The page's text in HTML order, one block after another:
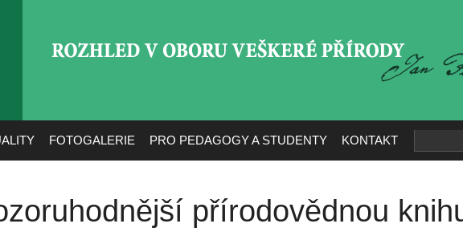
FOTOGALERIE PRO PEDAGOGY A STUDENTY KONTAKT
přírodovědnou